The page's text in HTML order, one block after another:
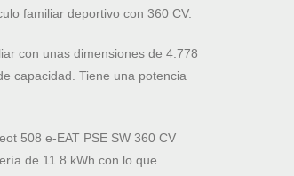
familiar deportivo con 360 CV.
con unas dimensiones de 4.778
capacidad. Tiene una potencia
508 e-EAT PSE SW 360 CV
de 11.8 kWh con lo que